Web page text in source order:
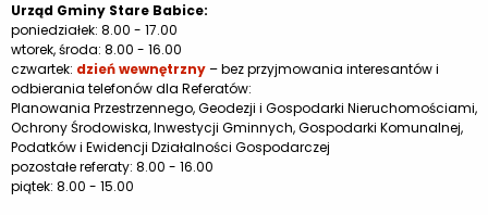
Urząd Gminy Stare Babice:
poniedziałek: 8.00 - 17.00
wtorek, środa: 8.00 - 16.00
czwartek: dzień wewnętrzny– bez przyjmowania interesantów i
odbierania telefonów dla Referatów:
Planowania Przestrzennego, Geodezji i Gospodarki Nieruchomościami,
Ochrony Środowiska, Inwestycji Gminnych, Gospodarki Komunalnej,
Podatków i Ewidencji Działalności Gospodarczej
pozostałe referaty: 8.00 - 16.00
piątek: 8.00 - 15.00